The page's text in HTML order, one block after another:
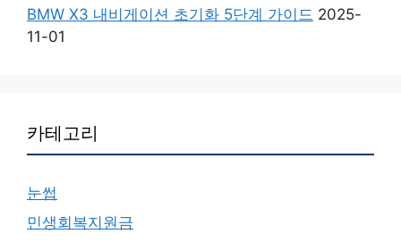
BMW X3 내비게이션 초기화 5단계 가이드 2025-
11-01
카테고리
눈썹
민생회복지원금